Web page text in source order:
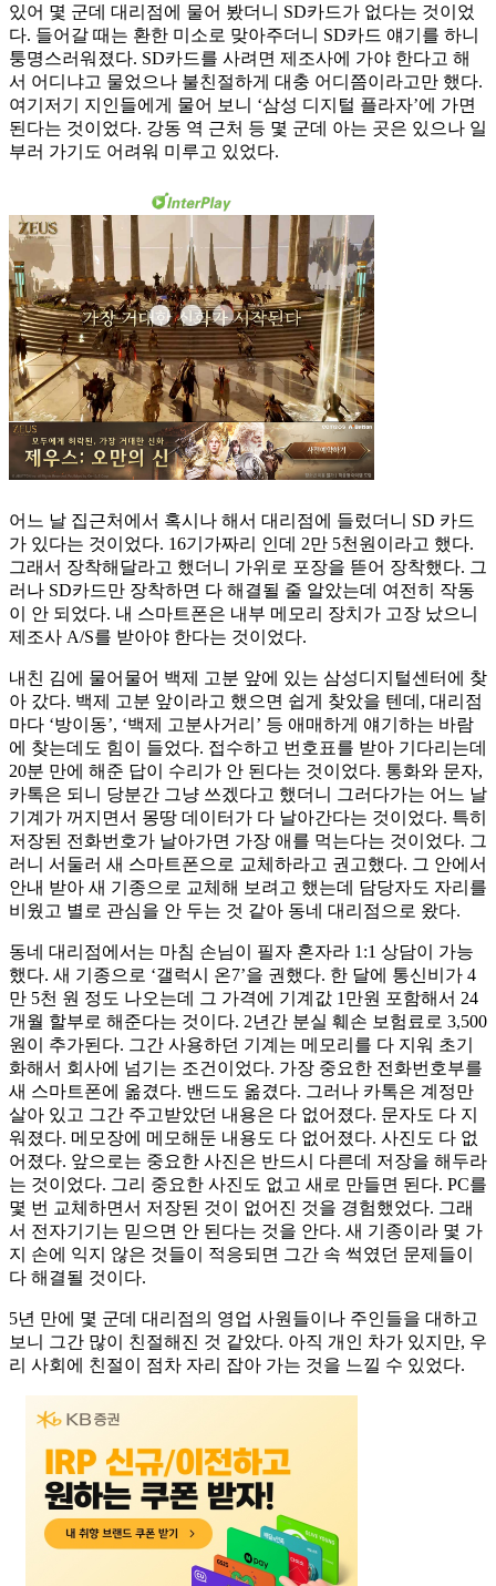
있어 몇 군데 대리점에 물어 봤더니 SD카드가 없다는 것이었
다. 들어갈 때는 환한 미소로 맞아주더니 SD카드 얘기를 하니
퉁명스러워졌다. SD카드를 사려면 제조사에 가야 한다고 해
서 어디냐고 물었으나 불친절하게 대충 어디쯤이라고만 했다.
여기저기 지인들에게 물어 보니 ‘삼성 디지털 플라자’에 가면
된다는 것이었다. 강동 역 근처 등 몇 군데 아는 곳은 있으나 일
부러 가기도 어려워 미루고 있었다.
어느 날 집근처에서 혹시나 해서 대리점에 들렀더니 SD 카드
가 있다는 것이었다. 16기가짜리 인데 2만 5천원이라고 했다.
그래서 장착해달라고 했더니 가위로 포장을 뜯어 장착했다. 그
러나 SD카드만 장착하면 다 해결될 줄 알았는데 여전히 작동
이 안 되었다. 내 스마트폰은 내부 메모리 장치가 고장 났으니
제조사 A/S를 받아야 한다는 것이었다.
내친 김에 물어물어 백제 고분 앞에 있는 삼성디지털센터에 찾
아 갔다. 백제 고분 앞이라고 했으면 쉽게 찾았을 텐데, 대리점
마다 ‘방이동’, ‘백제 고분사거리’ 등 애매하게 얘기하는 바람
에 찾는데도 힘이 들었다. 접수하고 번호표를 받아 기다리는데
20분 만에 해준 답이 수리가 안 된다는 것이었다. 통화와 문자,
카톡은 되니 당분간 그냥 쓰겠다고 했더니 그러다가는 어느 날
기계가 꺼지면서 몽땅 데이터가 다 날아간다는 것이었다. 특히
저장된 전화번호가 날아가면 가장 애를 먹는다는 것이었다. 그
러니 서둘러 새 스마트폰으로 교체하라고 권고했다. 그 안에서
안내 받아 새 기종으로 교체해 보려고 했는데 담당자도 자리를
비웠고 별로 관심을 안 두는 것 같아 동네 대리점으로 왔다.
동네 대리점에서는 마침 손님이 필자 혼자라 1:1 상담이 가능
했다. 새 기종으로 ‘갤럭시 온7’을 권했다. 한 달에 통신비가 4
만 5천 원 정도 나오는데 그 가격에 기계값 1만원 포함해서 24
개월 할부로 해준다는 것이다. 2년간 분실 훼손 보험료로 3,500
원이 추가된다. 그간 사용하던 기계는 메모리를 다 지워 초기
화해서 회사에 넘기는 조건이었다. 가장 중요한 전화번호부를
새 스마트폰에 옮겼다. 밴드도 옮겼다. 그러나 카톡은 계정만
살아 있고 그간 주고받았던 내용은 다 없어졌다. 문자도 다 지
워졌다. 메모장에 메모해둔 내용도 다 없어졌다. 사진도 다 없
어졌다. 앞으로는 중요한 사진은 반드시 다른데 저장을 해두라
는 것이었다. 그리 중요한 사진도 없고 새로 만들면 된다. PC를
몇 번 교체하면서 저장된 것이 없어진 것을 경험했었다. 그래
서 전자기기는 믿으면 안 된다는 것을 안다. 새 기종이라 몇 가
지 손에 익지 않은 것들이 적응되면 그간 속 썩였던 문제들이
다 해결될 것이다.
5년 만에 몇 군데 대리점의 영업 사원들이나 주인들을 대하고
보니 그간 많이 친절해진 것 같았다. 아직 개인 차가 있지만, 우
리 사회에 친절이 점차 자리 잡아 가는 것을 느낄 수 있었다.